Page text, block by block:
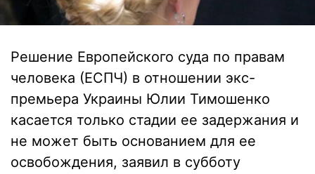
Решение Европейского суда по правам
человека (ЕСПЧ) в отношении экс-
премьера Украины Юлии Тимошенко
касается только стадии ее задержания и
не может быть основанием для ее
освобождения, заявил в субботу